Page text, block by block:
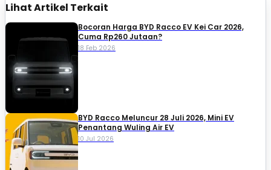
Lihat Artikel Terkait
Bocoran Harga BYD Racco EV Kei Car 2026,
Cuma Rp260 Jutaan?
18 Feb 2026
BYD Racco Meluncur 28 Juli 2026, Mini EV
Penantang Wuling Air EV
10 Jul 2026